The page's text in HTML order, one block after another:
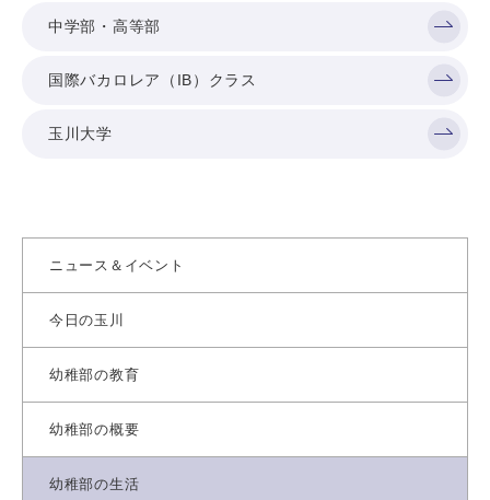
中学部・高等部
国際バカロレア（IB）クラス
玉川大学
ニュース＆イベント
今日の玉川
幼稚部の教育
幼稚部の概要
幼稚部の生活